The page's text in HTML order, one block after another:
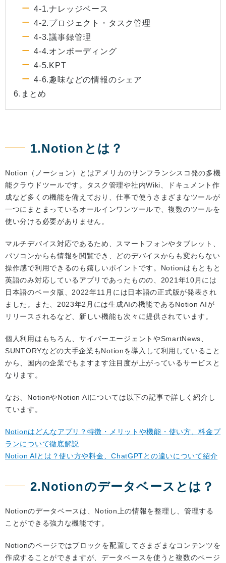
4-1.ナレッジベース
4-2.プロジェクト・タスク管理
4-3.議事録管理
4-4.オンボーディング
4-5.KPT
4-6.趣味などの情報のシェア
6.まとめ
1.Notionとは？
Notion（ノーション）とはアメリカのサンフランシスコ発の多機
能クラウドツールです。タスク管理や社内Wiki、ドキュメント作
成など多くの機能を備えており、仕事で使うさまざまなツールが
一つにまとまっているオールインワンツールで、複数のツールを
使い分ける必要がありません。
マルチデバイス対応であるため、スマートフォンやタブレット、
パソコンからも情報を閲覧でき、どのデバイスからも変わらない
操作感で利用できるのも嬉しいポイントです。Notionはもともと
英語のみ対応しているアプリであったものの、2021年10月には
日本語のベータ版、2022年11月には日本語の正式版が発表され
ました。また、2023年2月には生成AIの機能であるNotion AIが
リリースされるなど、新しい機能も次々に提供されています。
個人利用はもちろん、サイバーエージェントやSmartNews、
SUNTORYなどの大手企業もNotionを導入して利用していること
から、国内の企業でもますます注目度が上がっているサービスと
なります。
なお、NotionやNotion AIについては以下の記事で詳しく紹介し
ています。
Notionはどんなアプリ？特徴・メリットや機能・使い方、料金プ
ランについて徹底解説
Notion AIとは？使い方や料金、ChatGPTとの違いについて紹介
2.Notionのデータベースとは？
Notionのデータベースは、Notion上の情報を整理し、管理する
ことができる強力な機能です。
Notionのページではブロックを配置してさまざまなコンテンツを
作成することができますが、データベースを使うと複数のページ